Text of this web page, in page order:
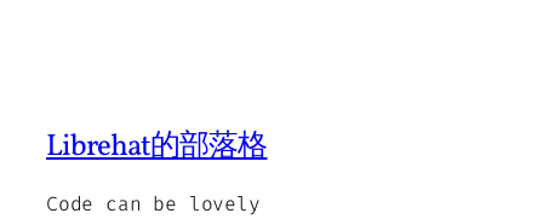
Librehat的部落格
Code can be lovely